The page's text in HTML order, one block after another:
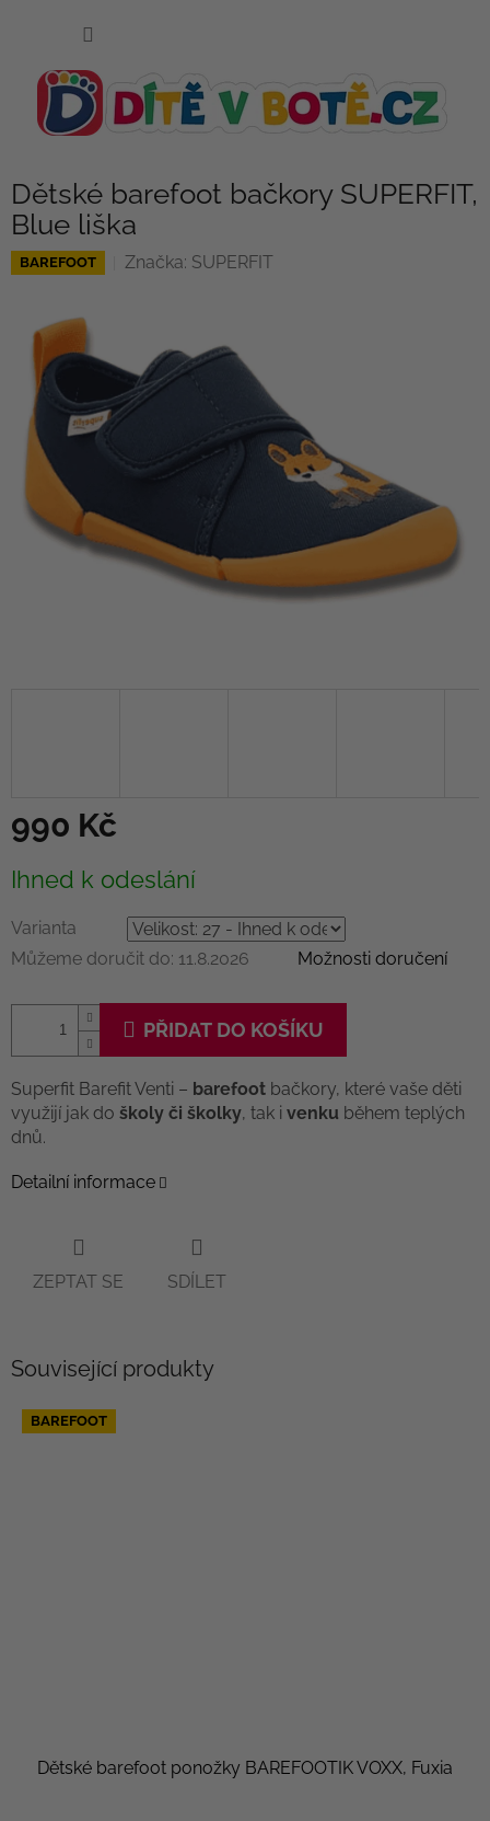
Dětské barefoot bačkory SUPERFIT,
Blue liška
BAREFOOT Značka: SUPERFIT
990 Kč
cena:
Ihned k odeslání
Varianta
Můžeme doručit do: 11.8.2026 Možnosti doručení
PŘIDAT DO KOŠÍKU
Superfit Barefit Venti – barefoot bačkory, které vaše děti
využijí jak do školy či školky, tak i venku během teplých
dnů.
Detailní informace
ZEPTAT SE SDÍLET
Související produkty
BAREFOOT
Dětské barefoot ponožky BAREFOOTIK VOXX, Fuxia